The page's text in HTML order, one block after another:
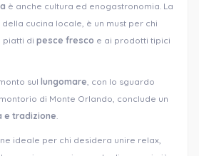
è anche cultura ed enogastronomia. La
della cucina locale, è un must per chi
piatti di pesce fresco e ai prodotti tipici
sul lungomare, con lo sguardo
di Monte Orlando, conclude un
e tradizione.
ideale per chi desidera unire relax,